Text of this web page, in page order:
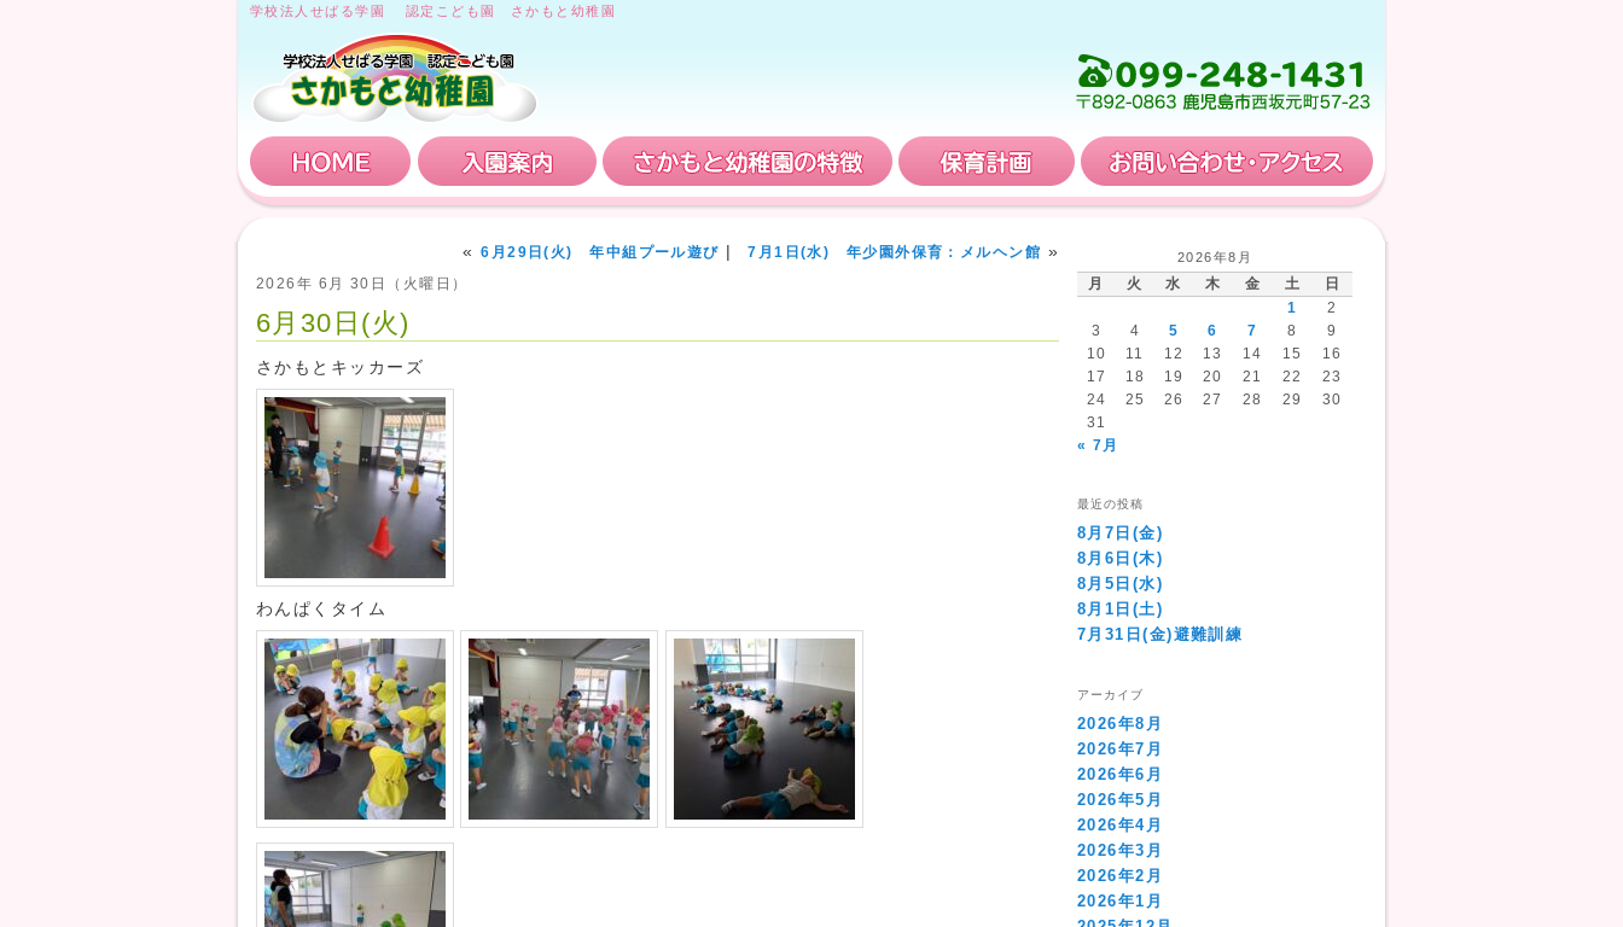
学校法人せばる学園 認定こども園 さかもと幼稚園
HOME 入園案内 さかもと幼稚園の特徴 保育計画
« 6月29日(火) 年中組プール遊び | 7月1日(水) 年少園外保育：メルヘン館 »
2026年 6月 30日（火曜日）
6月30日(火)
さかもとキッカーズ
わんぱくタイム
2026年8月
月 火 水 木 金 土
日
1
2
3
4 5 6 7 8
9
10
11 12 13 14 15
16
17
18 19 20 21 22
23
24
25 26 27 28 29
30
31
« 7月
最近の投稿
8月7日(金)
8月6日(木)
8月5日(水)
8月1日(土)
7月31日(金)避難訓練
アーカイブ
2026年8月
2026年7月
2026年6月
2026年5月
2026年4月
2026年3月
2026年2月
2026年1月